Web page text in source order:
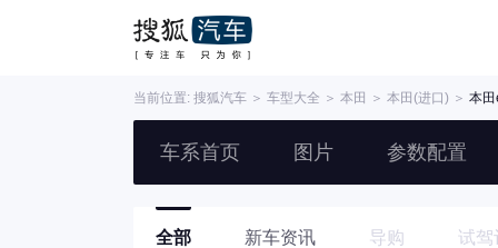
当前位置: 搜狐汽车 ＞ 车型大全 ＞ 本田 ＞ 本田(进口) ＞ 本
车系首页 图片 参数配置
全部 新车资讯 导购 试驾